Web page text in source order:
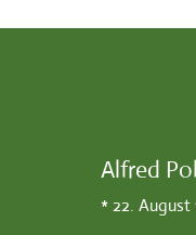
Alfred
* 22. August